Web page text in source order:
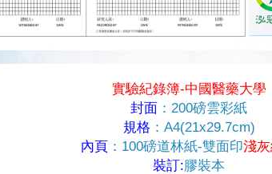
實驗紀錄簿-中國醫藥大學
封面 ：200磅雲彩紙
規格 ：A4(21x29.7cm)
內頁：100磅道林紙-雙面印淺
裝訂:膠裝本